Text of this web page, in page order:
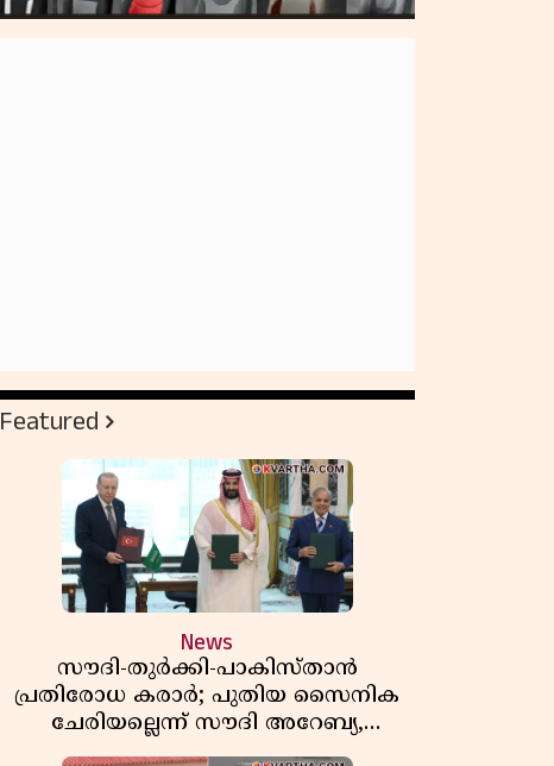
Featured
News
സൗദി-തുർക്കി-പാകിസ്താൻ
പ്രതിരോധ കരാർ; പുതിയ സൈനിക
ചേരിയല്ലെന്ന് സൗദി അറേബ്യ,
വിമർശനവുമായി ഇറാൻ